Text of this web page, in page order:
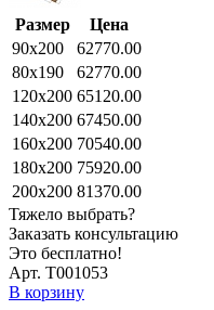
Размер
Цена
90x200
62770.00
80x190
62770.00
120x200 65120.00
140x200 67450.00
160x200 70540.00
180x200 75920.00
200x200 81370.00
Тяжело выбрать?
Заказать консультацию
Это бесплатно!
Арт. Т001053
В корзину